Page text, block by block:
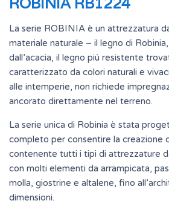
La serie ROBINIA è un attrezzatura
materiale naturale – il legno di
dall’acacia, il legno più resistente
caratterizzato da colori naturali e
alle intemperie, non richiede
ancorato direttamente nel terreno.
La serie unica di Robinia è stata
completo per consentire la creazione
contenente tutti i tipi di attrezzature
con molti elementi da arrampicata,
molla, giostrine e altalene, fino
dimensioni.